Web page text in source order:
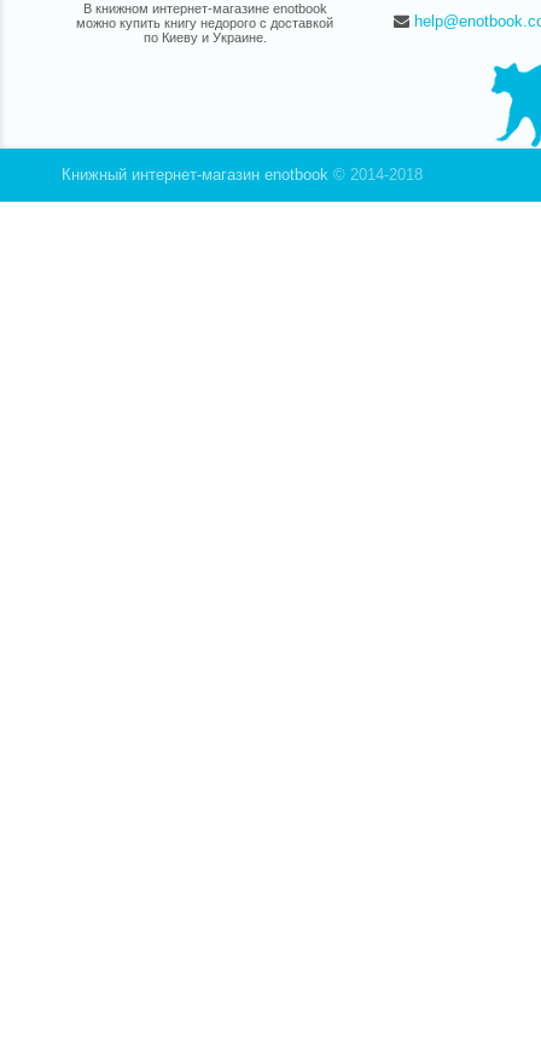
Эта
но
В книжном интернет-магазине enotbook
можно купить книгу недорого с доставкой
по Киеву и Украине.
Книжный интернет-магазин enotbook © 2014-2018